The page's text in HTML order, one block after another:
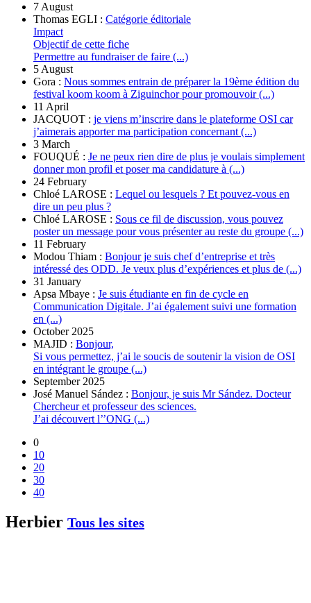
7 August
Thomas EGLI : Catégorie éditoriale
Impact
Objectif de cette fiche
Permettre au fundraiser de faire (...)
5 August
Gora : Nous sommes entrain de préparer la 19ème édition du
festival koom koom à Ziguinchor pour promouvoir (...)
11 April
JACQUOT : je viens m’inscrire dans le plateforme OSI car
j’aimerais apporter ma participation concernant (...)
3 March
FOUQUÉ : Je ne peux rien dire de plus je voulais simplement
donner mon profil et poser ma candidature à (...)
24 February
Chloé LAROSE : Lequel ou lesquels ? Et pouvez-vous en
dire un peu plus ?
Chloé LAROSE : Sous ce fil de discussion, vous pouvez
poster un message pour vous présenter au reste du groupe (...)
11 February
Modou Thiam : Bonjour je suis chef d’entreprise et très
intéressé des ODD. Je veux plus d’expériences et plus de (...)
31 January
Apsa Mbaye : Je suis étudiante en fin de cycle en
Communication Digitale. J’ai également suivi une formation
en (...)
October 2025
MAJID : Bonjour,
Si vous permettez, j’ai le soucis de soutenir la vision de OSI
en intégrant le groupe (...)
September 2025
José Manuel Sández : Bonjour, je suis Mr Sández. Docteur
Chercheur et professeur des sciences.
J’ai découvert l’’ONG (...)
0
10
20
30
40
Herbier Tous les sites